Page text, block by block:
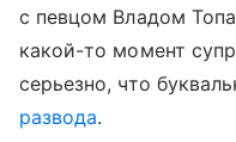
с певцом Владом
какой-то момент
серьезно, что
развода.